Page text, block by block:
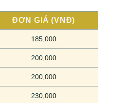
ĐƠN GIÁ (VNĐ)
185,000
200,000
200,000
230,000